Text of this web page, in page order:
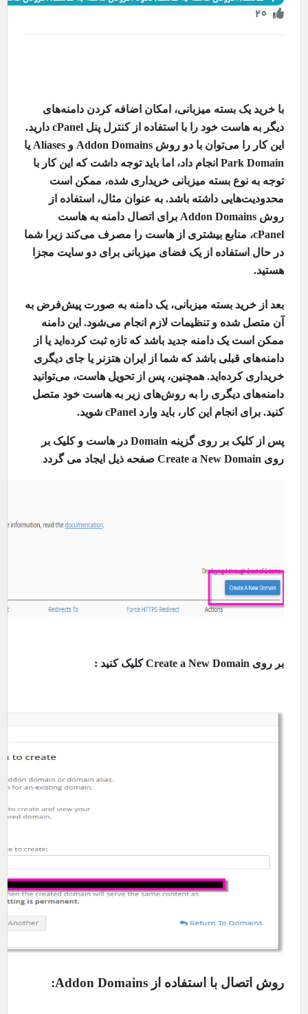
20
با خرید یک بسته میزبانی، امکان اضافه کردن دامنه‌های
دیگر به هاست خود را با استفاده از کنترل پنل cPanel دارید.
این کار را می‌توان با دو روش Addon Domains و Aliases یا
Park Domain انجام داد، اما باید توجه داشت که این کار با
توجه به نوع بسته میزبانی خریداری شده، ممکن است
محدودیت‌هایی داشته باشد. به عنوان مثال، استفاده از
روش Addon Domains برای اتصال دامنه به هاست
cPanel، منابع بیشتری از هاست را مصرف می‌کند زیرا شما
در حال استفاده از یک فضای میزبانی برای دو سایت مجزا
هستید.
بعد از خرید بسته میزبانی، یک دامنه به صورت پیش‌فرض به
آن متصل شده و تنظیمات لازم انجام می‌شود. این دامنه
ممکن است یک دامنه جدید باشد که تازه ثبت کرده‌اید یا از
دامنه‌های قبلی باشد که شما از ایران هتزنر یا جای دیگری
خریداری کرده‌اید. همچنین، پس از تحویل هاست، می‌توانید
دامنه‌های دیگری را به روش‌های زیر به هاست خود متصل
کنید. برای انجام این کار، باید وارد cPanel شوید.
پس از کلیک بر روی گزینه Domain در هاست و کلیک بر
روی Create a New Domain صفحه ذیل ایجاد می گردد
بر روی Create a New Domainکلیک کنید :
روش اتصال با استفاده از Addon Domains
: